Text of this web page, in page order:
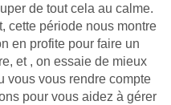
de tout cela au calme.
cette période nous montre
en profite pour faire un
et , on essaie de mieux
vous vous rendre compte
pour vous aidez à gérer